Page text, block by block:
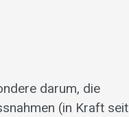
darum, die
(in Kraft seit